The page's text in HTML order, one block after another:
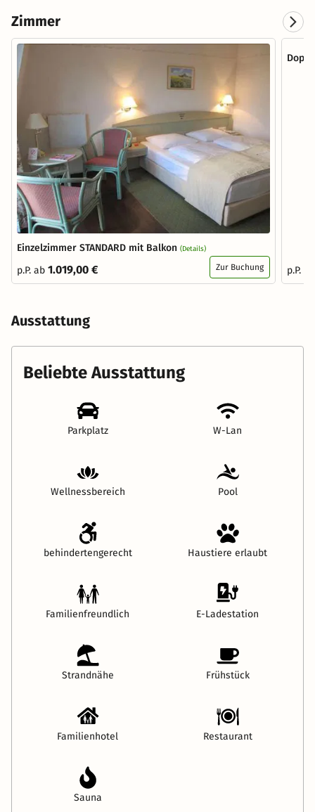
Zimmer
Einzelzimmer STANDARD mit Balkon (Details)
p.P. ab 1.019,00 € Zur Buchung p.P.
Ausstattung
Beliebte Ausstattung
Parkplatz W-Lan
Wellnessbereich Pool
behindertengerecht Haustiere erlaubt
Familienfreundlich E-Ladestation
Strandnähe Frühstück
Familienhotel Restaurant
Sauna